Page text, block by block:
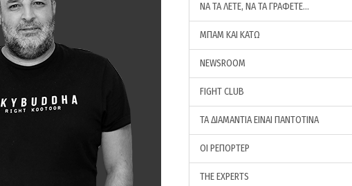
ΝΑ ΤΑ ΛΕΤΕ, ΝΑ ΤΑ ΓΡΑΦΕΤΕ…
ΜΠΑΜ ΚΑΙ ΚΑΤΩ
NEWSROOM
FIGHT CLUB
ΤΑ ΔΙΑΜΑΝΤΙΑ ΕΙΝΑΙ ΠΑΝΤΟΤΙΝΑ
ΟΙ ΡΕΠΟΡΤΕΡ
THE EXPERTS